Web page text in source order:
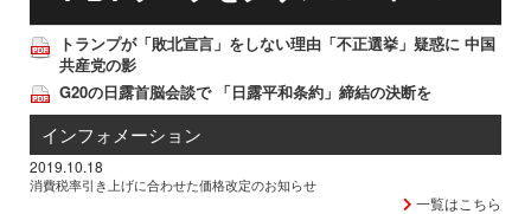
トランプが「敗北宣言」をしない理由「不正選挙」疑惑に 中国
共産党の影
G20の日露首脳会談で 「日露平和条約」締結の決断を
インフォメーション
2019.10.18
消費税率引き上げに合わせた価格改定のお知らせ
一覧はこちら